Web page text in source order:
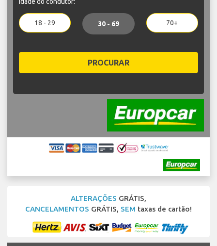
18 - 29 30 - 69 70+
PROCURAR
ALTERAÇÕES GRÁTIS,
CANCELAMENTOS GRÁTIS, SEM taxas de cartão!